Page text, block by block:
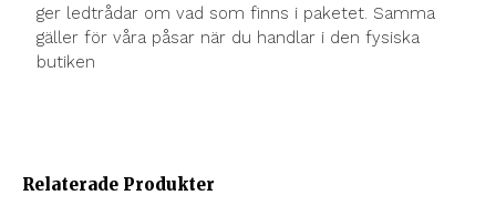
ger ledtrådar om vad som finns i paketet. Samma
gäller för våra påsar när du handlar i den fysiska
butiken
Relaterade Produkter